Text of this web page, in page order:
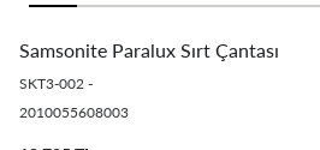
Samsonite Paralux Sırt Çantası
SKT3-002 -
2010055608003